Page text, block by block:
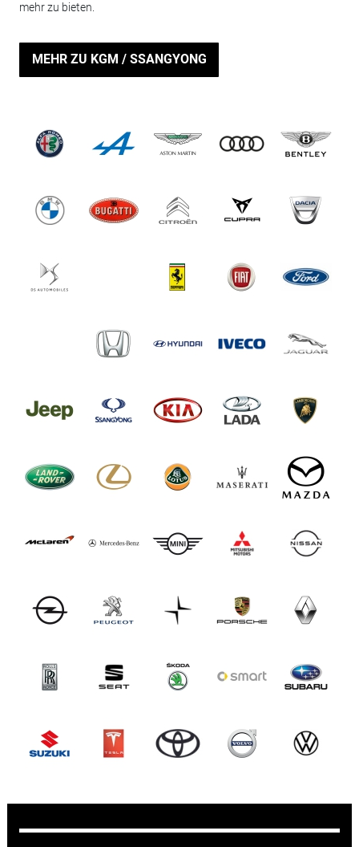
mehr zu bieten.
MEHR ZU KGM / SSANGYONG